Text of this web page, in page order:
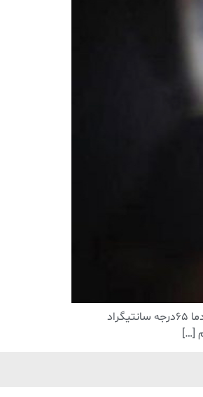
فوم شیر در دما ۶۵درجه سانتیگراد